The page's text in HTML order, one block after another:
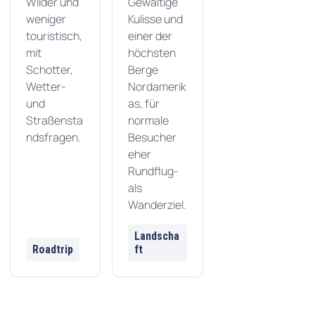
weniger
touristisch,
mit
Schotter,
Wetter-
und
Straßensta
ndsfragen.
Roadtrip
Kulisse und
einer der
höchsten
Berge
Nordamerik
as, für
normale
Besucher
eher
Rundflug-
als
Wanderziel.
Landscha
ft